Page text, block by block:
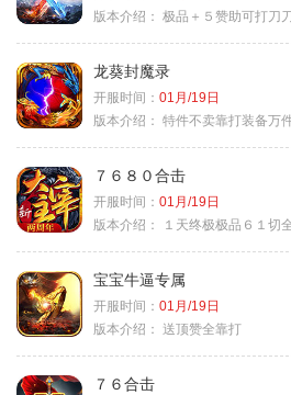
版本介绍： 极品＋５赞助可打刀
龙葵封魔录
开服时间： 01月/19日
版本介绍： 特件不卖靠打装备万
７６８０合击
开服时间： 01月/19日
版本介绍：
１天终极极品６１切
宝宝牛逼专属
开服时间： 01月/19日
版本介绍： 送顶赞全靠打
７６合击